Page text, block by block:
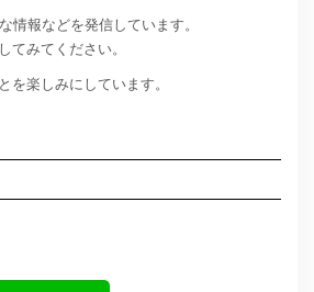
情報などを発信しています。
てみてください。
を楽しみにしています。